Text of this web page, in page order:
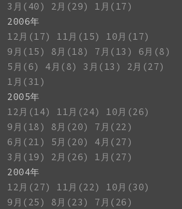
3月(40)
2月(29)
1月(17)
2006年
12月(17)
11月(15)
10月(17)
9月(15)
8月(18) 7月(13)
6月(8)
5月(6)
4月(8) 3月(13)
2月(27)
1月(31)
2005年
12月(14)
11月(24)
10月(26)
9月(18)
8月(20)
7月(22)
6月(21)
5月(20)
4月(27)
3月(19)
2月(26)
1月(27)
2004年
12月(27)
11月(22)
10月(30)
9月(25)
8月(23) 7月(26)